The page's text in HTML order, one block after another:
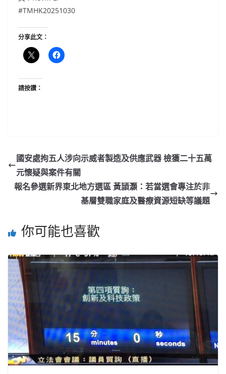
#TMHK20251030
分享此文：
請按讚：
國安處拘五人涉向示威者製造及供應武器 檢獲二十五萬
元懷疑與案件有關
報名參選新界東北地方選區 黃頴灝：若當選會專注於非
基層雙職家庭及醫療資源短缺等議題
你可能也喜歡